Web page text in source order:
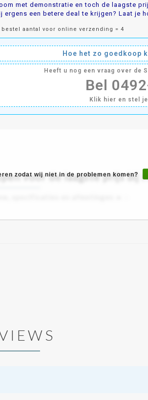
met demonstratie en toch de laagste
ergens een betere deal te krijgen? Laat je
aantal voor online verzending = 4
Hoe het zo goedkoop
Heeft u nog een vraag over de
Bel
Klik hier en stel
voor de laagste prijs bij
zodat wij niet in de problemen komen?